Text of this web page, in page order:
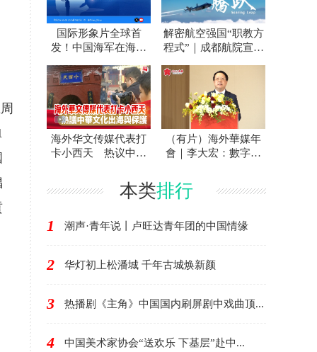
国际形象片全球首
发！中国海军在海外
友：海浪守护者
解密航空强国“职教方
程式”｜成都航院宣传
海外华文传媒代表打
卡小西天 热议中华
（有片）海外華媒年
會｜李大宏：數字技
現代化故事
本类排行
1 潮声·青年说丨卢旺达青年团的中国情缘
2 华灯初上松潘城 千年古城焕新颜
3 热播剧《主角》中国国内刷屏剧中戏曲顶...
4 中国美术家协会“送欢乐 下基层”赴中...